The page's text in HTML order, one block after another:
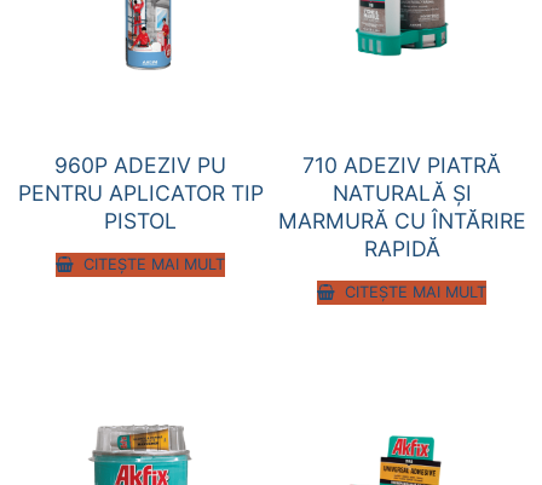
960P ADEZIV PU
PENTRU APLICATOR TIP
PISTOL
CITEȘTE MAI MULT
710 ADEZIV PIATRĂ
NATURALĂ ŞI
MARMURĂ CU ÎNTĂRIRE
RAPIDĂ
CITEȘTE MAI MULT